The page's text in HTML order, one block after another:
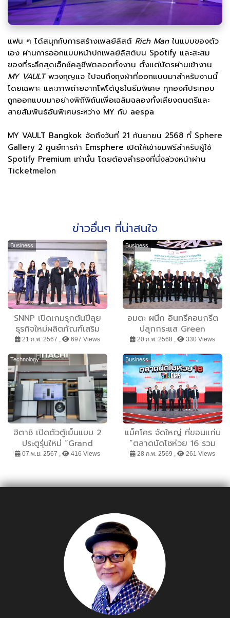
แฟน ๆ ได้สนุกกับการสร้างเพลย์ลิสต์ Rich Manในแบบของตัว
เอง ผ่านการออกแบบหน้าปกเพลย์ลิสต์บน Spotify และสะสม
ของที่ระลึกสุดเอ็กซ์คลูซีฟตลอดทั้งงาน ตั้งแต่บัตรผ่านเข้างาน
MY VAULTพวงกุญแจ ไปจนถึงถุงผ้าที่ออกแบบมาสำหรับงานนี้
โดยเฉพาะ และภาพถ่ายจากโฟโต้บูธในธีมพิเศษ ทุกองค์ประกอบ
ถูกออกแบบมาอย่างพิถีพิถันเพื่อเฉลิมฉลองทั้งเสียงดนตรีและ
สายสัมพันธ์อันพิเศษระหว่าง MY กับ aespa
MY VAULT Bangkok จัดถึงวันที่ 21 กันยายน 2568 ที่ Sphere
Gallery 2 ศูนย์การค้า Emsphere เปิดให้เข้าชมฟรีสำหรับผู้ใช้
Spotify Premium เท่านั้น โดยต้องสำรองที่นั่งล่วงหน้าผ่าน
Ticketmelon
ข่าวอื่นๆ ที่น่าสนใจ
Business
SNNP เปิดเกมรุกต้นปีลุย
ธุรกิจใหม่ผลิตภัณฑ์เสริม
อาหาร ภายใต้แบรนด์ เจเล่
ฟิตต์ เจาะตลาดพรีเมียมแมส
21 ก.พ. 2567 , 697 Views
Business
อมตะ ผนึก อินทรีคอนกรีต
ปลุกกระแส Green
Construction หนุนไทยใช้
นวัตกรรมวัสดุก่อสร้างเป็น
มิตรสิ่งแวดล้อมสู่สังคม
คาร์บอนต่ำ
20 ก.พ. 2568 , 330 Views
Technology
ฮิตาชิ เปิดตัวตู้เย็นแบบ 2
ประตูรุ่นใหม่ “Grand
Carbon Line” สุดยอด
แรกในไทย สะท้อนนิยาม
07 พ.ย. 2567 , 416 Views
Business
แม็คโคร จัดใหญ่ ที่ขอนแก่น
“ตลาดนัดโชห่วย 16 รวม
มิตร : รวมมิตรทุก Gen รวม
ยั่งยืน
28 ก.พ. 2569 , 261 Views